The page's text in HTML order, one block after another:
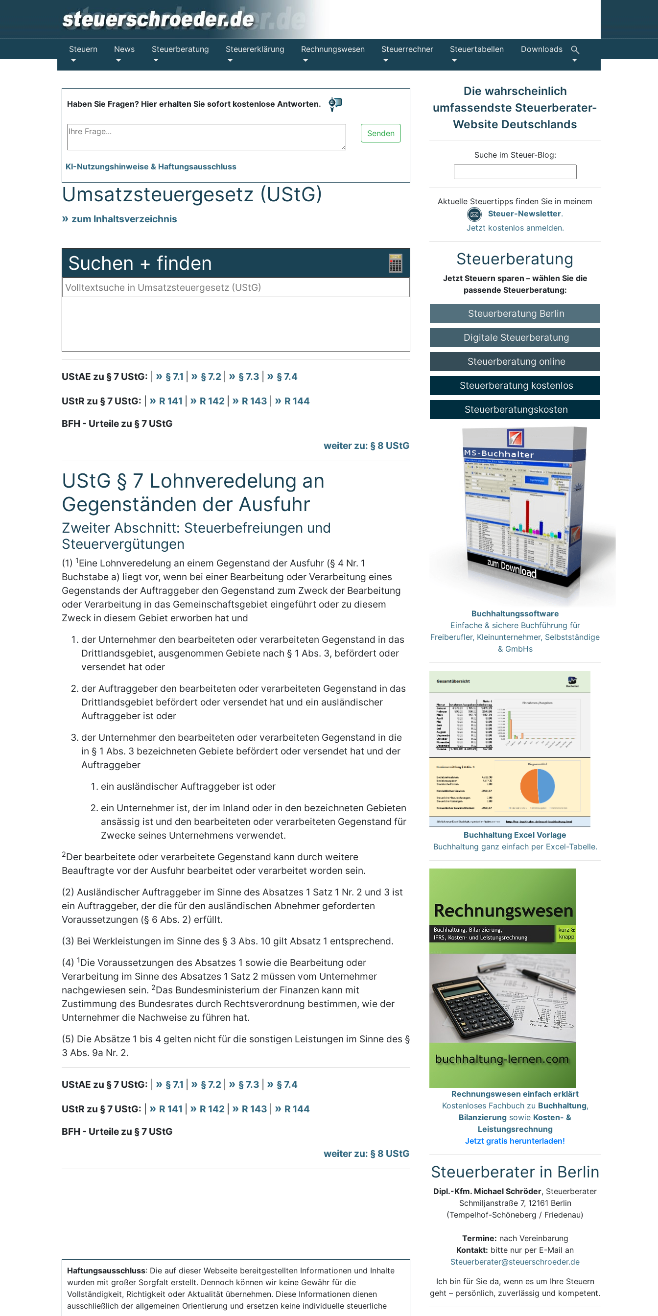
Steuern News Steuerberatung Steuererklärung Rechnungswesen Steuerrechner Steuertabellen Downloads
Haben Sie Fragen? Hier erhalten Sie sofort kostenlose Antworten.
Senden
KI-Nutzungshinweise & Haftungsausschluss
Umsatzsteuergesetz (UStG)
zum Inhaltsverzeichnis
Suchen + finden
UStAE zu § 7 UStG: § 7.1 § 7.2 § 7.3 § 7.4
UStR zu § 7 UStG: R 141 R 142 R 143
R 144
BFH - Urteile zu § 7 UStG
weiter zu: § 8 UStG
UStG § 7 Lohnveredelung an
Gegenständen der Ausfuhr
Zweiter Abschnitt: Steuerbefreiungen und
Steuervergütungen
(1) 1Eine Lohnveredelung an einem Gegenstand der Ausfuhr (§ 4 Nr. 1
Buchstabe a) liegt vor, wenn bei einer Bearbeitung oder Verarbeitung eines
Gegenstands der Auftraggeber den Gegenstand zum Zweck der Bearbeitung
oder Verarbeitung in das Gemeinschaftsgebiet eingeführt oder zu diesem
Zweck in diesem Gebiet erworben hat und
der Unternehmer den bearbeiteten oder verarbeiteten Gegenstand in das
Drittlandsgebiet, ausgenommen Gebiete nach § 1 Abs. 3, befördert oder
versendet hat oder
der Auftraggeber den bearbeiteten oder verarbeiteten Gegenstand in das
Drittlandsgebiet befördert oder versendet hat und ein ausländischer
Auftraggeber ist oder
der Unternehmer den bearbeiteten oder verarbeiteten Gegenstand in die
in § 1 Abs. 3 bezeichneten Gebiete befördert oder versendet hat und der
Auftraggeber
ein ausländischer Auftraggeber ist oder
ein Unternehmer ist, der im Inland oder in den bezeichneten Gebieten
ansässig ist und den bearbeiteten oder verarbeiteten Gegenstand für
Zwecke seines Unternehmens verwendet.
2Der bearbeitete oder verarbeitete Gegenstand kann durch weitere
Beauftragte vor der Ausfuhr bearbeitet oder verarbeitet worden sein.
(2) Ausländischer Auftraggeber im Sinne des Absatzes 1 Satz 1 Nr. 2 und 3 ist
ein Auftraggeber, der die für den ausländischen Abnehmer geforderten
Voraussetzungen (§ 6 Abs. 2) erfüllt.
(3) Bei Werkleistungen im Sinne des § 3 Abs. 10 gilt Absatz 1 entsprechend.
(4) 1Die Voraussetzungen des Absatzes 1 sowie die Bearbeitung oder
Verarbeitung im Sinne des Absatzes 1 Satz 2 müssen vom Unternehmer
nachgewiesen sein. 2Das Bundesministerium der Finanzen kann mit
Zustimmung des Bundesrates durch Rechtsverordnung bestimmen, wie der
Unternehmer die Nachweise zu führen hat.
(5) Die Absätze 1 bis 4 gelten nicht für die sonstigen Leistungen im Sinne des §
3 Abs. 9a Nr. 2.
UStAE zu § 7 UStG: § 7.1 § 7.2 § 7.3 § 7.4
UStR zu § 7 UStG: R 141 R 142 R 143
R 144
BFH - Urteile zu § 7 UStG
weiter zu: § 8 UStG
Haftungsausschluss: Die auf dieser Webseite bereitgestellten Informationen und Inhalte
wurden mit großer Sorgfalt erstellt. Dennoch können wir keine Gewähr für die
Vollständigkeit, Richtigkeit oder Aktualität übernehmen. Diese Informationen dienen
ausschließlich der allgemeinen Orientierung und ersetzen keine individuelle steuerliche
Die wahrscheinlich
umfassendste Steuerberater-
Website Deutschlands
Suche im Steuer-Blog:
Aktuelle Steuertipps finden Sie in meinem
Steuer-Newsletter.
Jetzt kostenlos anmelden.
Steuerberatung
Jetzt Steuern sparen – wählen Sie die
passende Steuerberatung:
Steuerberatung Berlin
Digitale Steuerberatung
Steuerberatung online
Steuerberatung kostenlos
Steuerberatungskosten
Buchhaltungssoftware
Einfache & sichere Buchführung für
Freiberufler, Kleinunternehmer, Selbstständige
& GmbHs
Buchhaltung Excel Vorlage
Buchhaltung ganz einfach per Excel-Tabelle.
Rechnungswesen einfach erklärt
Kostenloses Fachbuch zu Buchhaltung,
Bilanzierung sowie Kosten- &
Leistungsrechnung
Jetzt gratis herunterladen!
Steuerberater in Berlin
Dipl.-Kfm. Michael Schröder, Steuerberater
Schmiljanstraße 7, 12161 Berlin
(Tempelhof-Schöneberg / Friedenau)
Termine: nach Vereinbarung
Kontakt: bitte nur per E-Mail an
Steuerberater@steuerschroeder.de
Ich bin für Sie da, wenn es um Ihre Steuern
geht – persönlich, zuverlässig und kompetent.